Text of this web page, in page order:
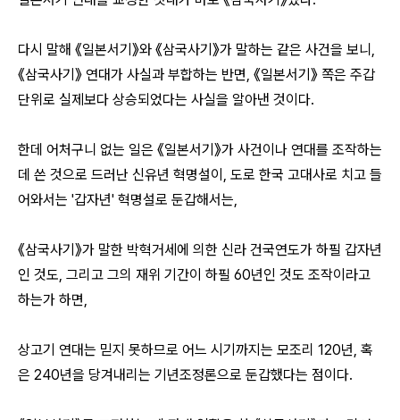
다시 말해 《일본서기》와 《삼국사기》가 말하는 같은 사건을 보니,
《삼국사기》 연대가 사실과 부합하는 반면, 《일본서기》 쪽은 주갑
단위로 실제보다 상승되었다는 사실을 알아낸 것이다.
한데 어처구니 없는 일은 《일본서기》가 사건이나 연대를 조작하는
데 쓴 것으로 드러난 신유년 혁명설이, 도로 한국 고대사로 치고 들
어와서는 '갑자년' 혁명설로 둔갑해서는,
《삼국사기》가 말한 박혁거세에 의한 신라 건국연도가 하필 갑자년
인 것도, 그리고 그의 재위 기간이 하필 60년인 것도 조작이라고
하는가 하면,
상고기 연대는 믿지 못하므로 어느 시기까지는 모조리 120년, 혹
은 240년을 당겨내리는 기년조정론으로 둔갑했다는 점이다.